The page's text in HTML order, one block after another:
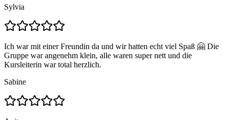
Sylvia
Ich war mit einer Freundin da und wir hatten echt viel Spaß 🤗 Die
Gruppe war angenehm klein, alle waren super nett und die
Kursleiterin war total herzlich.
Sabine